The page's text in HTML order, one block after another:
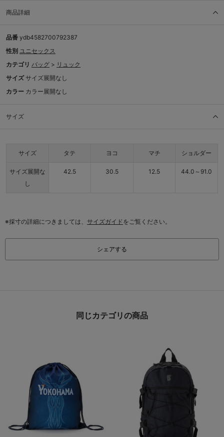
商品詳細
品番 ydb4582700792387
性別 ユニセックス
カテゴリ バッグ > リュック
サイズ サイズ展開なし
カラー カラー展開なし
サイズ
サイズ タテ ヨコ マチ ショルダー
サイズ展開な
し
42.5 30.5 12.5 44.0～91.0
※採寸の詳細につきましては、 サイズガイドをご覧ください。
シェアする
同じカテゴリの商品